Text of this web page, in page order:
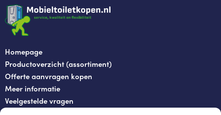
Homepage
Productoverzicht (assortiment)
Offerte aanvragen kopen
Meer informatie
Veelgestelde vragen